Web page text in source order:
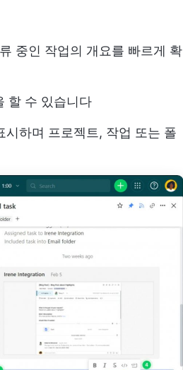
중인 작업의 개요를 빠르게 확
할 수 있습니다
하며 프로젝트, 작업 또는 폴